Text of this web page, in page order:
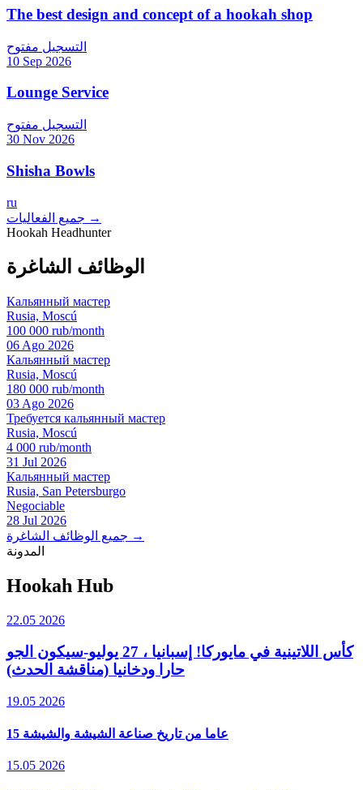
The best design and concept of a hookah shop
التسجيل مفتوح
10 Sep 2026
Lounge Service
التسجيل مفتوح
30 Nov 2026
Shisha Bowls
ru
جميع الفعاليات →
Hookah Headhunter
الوظائف الشاغرة
Кальянный мастер
Rusia, Moscú
100 000 rub/month
06 Ago 2026
Кальянный мастер
Rusia, Moscú
180 000 rub/month
03 Ago 2026
Требуется кальянный мастер
Rusia, Moscú
4 000 rub/month
31 Jul 2026
Кальянный мастер
Rusia, San Petersburgo
Negociable
28 Jul 2026
جميع الوظائف الشاغرة →
المدونة
Hookah Hub
22.05 2026
كأس اللاتينية في مايوركا! إسبانيا ، 27 يوليو-سيكون الجو
حارا ودخانيا (مناقشة الحدث)
19.05 2026
15 عاما من تاريخ صناعة الشيشة والشيشة
15.05 2026